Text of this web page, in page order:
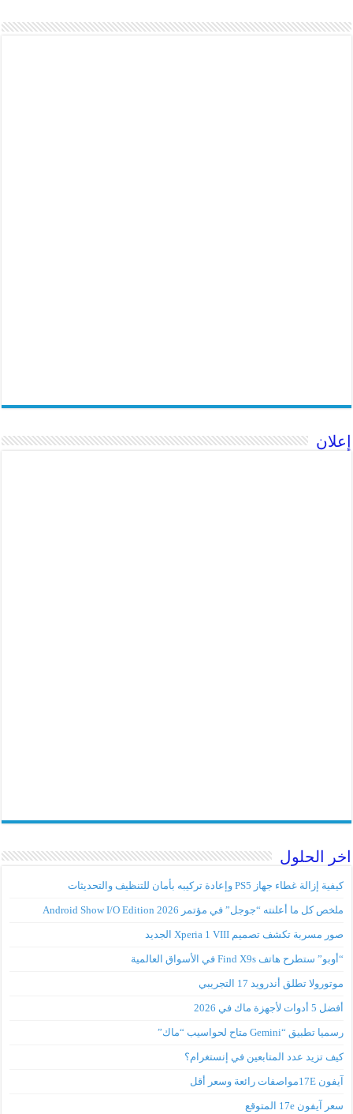
إعلان
اخر الحلول
كيفية إزالة غطاء جهاز PS5 وإعادة تركيبه بأمان للتنظيف والتحديثات
ملخص كل ما أعلنته “جوجل” في مؤتمر Android Show I/O Edition 2026
صور مسربة تكشف تصميم Xperia 1 VIII الجديد
“أوبو” ستطرح هاتف Find X9s في الأسواق العالمية
موتورولا تطلق أندرويد 17 التجريبي
أفضل 5 أدوات لأجهزة ماك في 2026
رسميا تطبيق “Gemini متاح لحواسيب “ماك”
كيف تزيد عدد المتابعين في إنستغرام؟
آيفون 17Eمواصفات رائعة وسعر أقل
سعر آيفون 17e المتوقع